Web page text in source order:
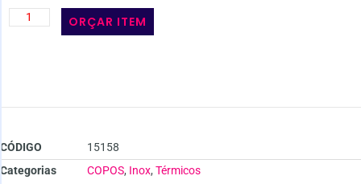
ORÇAR ITEM
CÓDIGO
15158
Categorias
COPOS, Inox, Térmicos